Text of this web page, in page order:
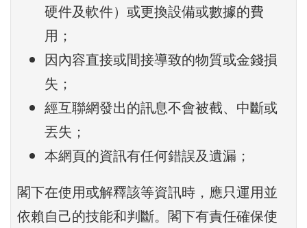
硬件及軟件）或更換設備或數據的費
用；
因內容直接或間接導致的物質或金錢損
失；
經互聯網發出的訊息不會被截、中斷或
丟失；
本網頁的資訊有任何錯誤及遺漏；
閣下在使用或解釋該等資訊時，應只運用並
依賴自己的技能和判斷。閣下有責任確保使